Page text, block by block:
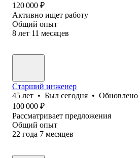
120 000 ₽
Активно ищет работу
Общий опыт
8 лет 11 месяцев
Старший инженер
45 лет • Был сегодня • Обновлено
100 000 ₽
Рассматривает предложения
Общий опыт
22 года 7 месяцев